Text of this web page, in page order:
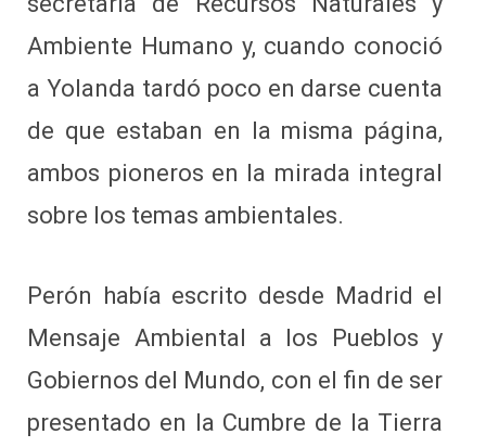
Ambiente Humano y, cuando conoció
a Yolanda tardó poco en darse cuenta
de que estaban en la misma página,
ambos pioneros en la mirada integral
sobre los temas ambientales.
Perón había escrito desde Madrid el
Mensaje Ambiental a los Pueblos y
Gobiernos del Mundo, con el fin de ser
presentado en la Cumbre de la Tierra